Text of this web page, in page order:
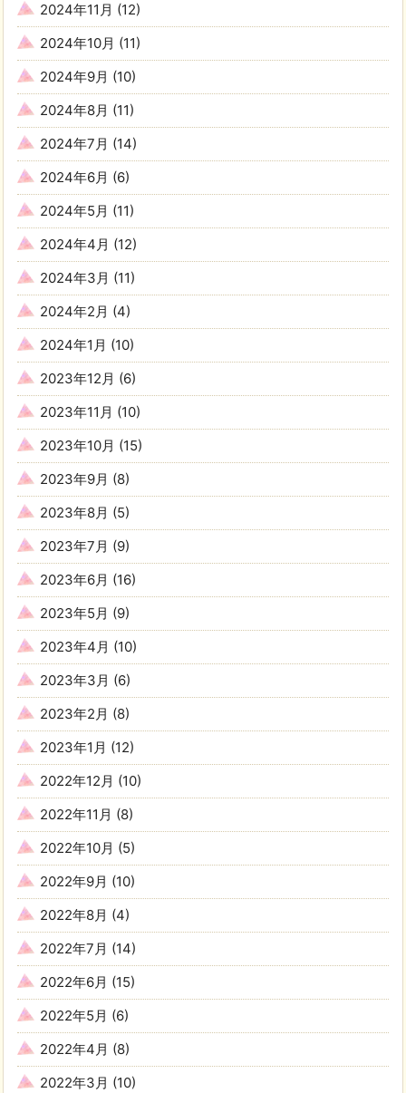
2024年11月 (12)
2024年10月 (11)
2024年9月 (10)
2024年8月 (11)
2024年7月 (14)
2024年6月 (6)
2024年5月 (11)
2024年4月 (12)
2024年3月 (11)
2024年2月 (4)
2024年1月 (10)
2023年12月 (6)
2023年11月 (10)
2023年10月 (15)
2023年9月 (8)
2023年8月 (5)
2023年7月 (9)
2023年6月 (16)
2023年5月 (9)
2023年4月 (10)
2023年3月 (6)
2023年2月 (8)
2023年1月 (12)
2022年12月 (10)
2022年11月 (8)
2022年10月 (5)
2022年9月 (10)
2022年8月 (4)
2022年7月 (14)
2022年6月 (15)
2022年5月 (6)
2022年4月 (8)
2022年3月 (10)